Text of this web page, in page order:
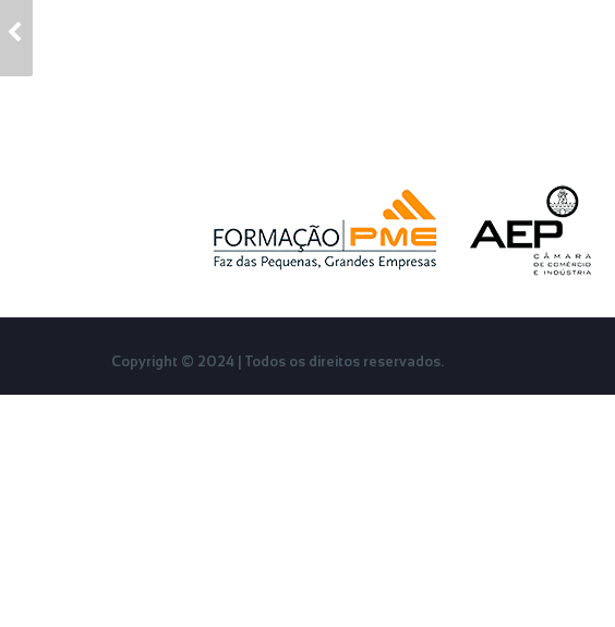
Copyright © 2024 | Todos os direitos reservados.